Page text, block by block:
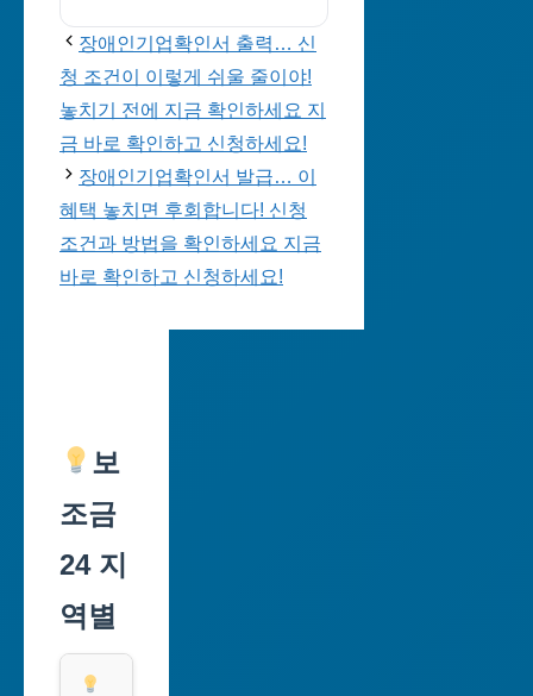
장애인기업확인서 출력… 신
청 조건이 이렇게 쉬울 줄이야!
놓치기 전에 지금 확인하세요 지
금 바로 확인하고 신청하세요!
장애인기업확인서 발급… 이
혜택 놓치면 후회합니다! 신청
조건과 방법을 확인하세요 지금
바로 확인하고 신청하세요!
보
조금
24 지
역별